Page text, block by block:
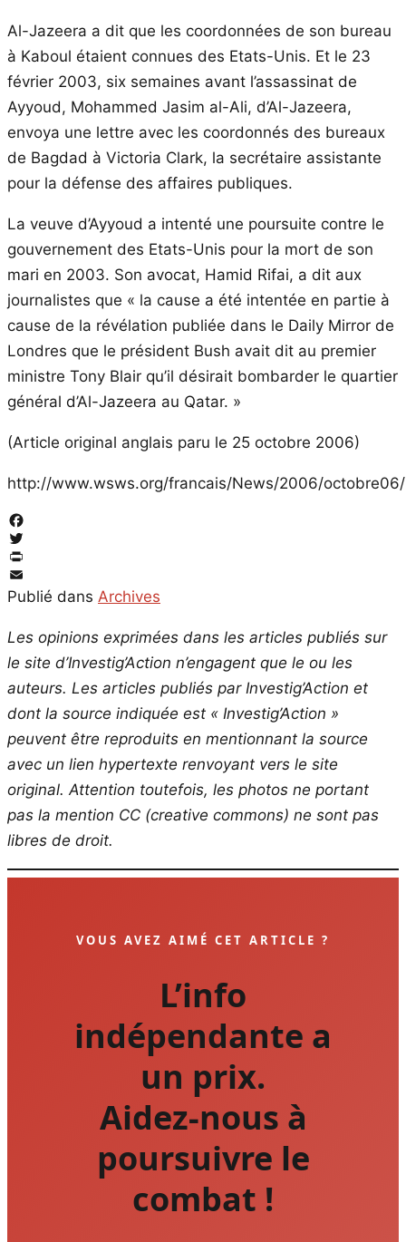
Al-Jazeera a dit que les coordonnées de son bureau
à Kaboul étaient connues des Etats-Unis. Et le 23
février 2003, six semaines avant l’assassinat de
Ayyoud, Mohammed Jasim al-Ali, d’Al-Jazeera,
envoya une lettre avec les coordonnés des bureaux
de Bagdad à Victoria Clark, la secrétaire assistante
pour la défense des affaires publiques.
La veuve d’Ayyoud a intenté une poursuite contre le
gouvernement des Etats-Unis pour la mort de son
mari en 2003. Son avocat, Hamid Rifai, a dit aux
journalistes que « la cause a été intentée en partie à
cause de la révélation publiée dans le Daily Mirror de
Londres que le président Bush avait dit au premier
ministre Tony Blair qu’il désirait bombarder le quartier
général d’Al-Jazeera au Qatar. »
(Article original anglais paru le 25 octobre 2006)
http://www.wsws.org/francais/News/2006/octobre06/
Facebook
Twitter
PrintFriendly
Email
Publié dans Archives
Les opinions exprimées dans les articles publiés sur
le site d’Investig’Action n’engagent que le ou les
auteurs. Les articles publiés par Investig’Action et
dont la source indiquée est « Investig’Action »
peuvent être reproduits en mentionnant la source
avec un lien hypertexte renvoyant vers le site
original. Attention toutefois, les photos ne portant
pas la mention CC (creative commons) ne sont pas
libres de droit.
VOUS AVEZ AIMÉ CET ARTICLE ?
L’info
indépendante a
un prix.
Aidez-nous à
poursuivre le
combat !